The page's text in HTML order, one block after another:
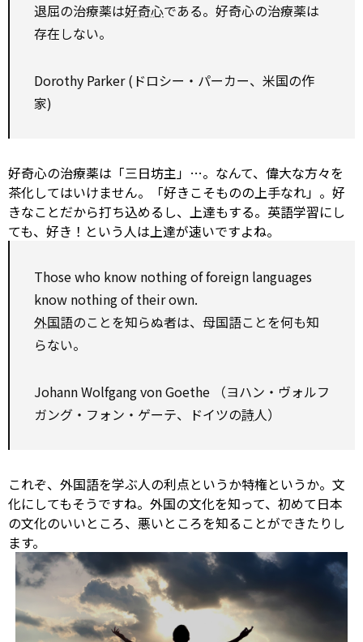
退屈の治療薬は好奇心である。好奇心の治療薬は
存在しない。
Dorothy Parker (ドロシー・パーカー、米国の作
家)
好奇心の治療薬は「三日坊主」…。なんて、偉大な方々を
茶化してはいけません。「好きこそものの上手なれ」。好
きなことだから打ち込めるし、上達もする。英語学習にし
ても、好き！という人は上達が速いですよね。
Those who know nothing of foreign languages
know nothing of their own.
外国語のことを知らぬ者は、母国語ことを何も知
らない。
Johann Wolfgang von Goethe （ヨハン・ヴォルフ
ガング・フォン・ゲーテ、ドイツの詩人）
これぞ、外国語を学ぶ人の利点というか特権というか。文
化にしてもそうですね。外国の文化を知って、初めて日本
の文化のいいところ、悪いところを知ることができたりし
ます。